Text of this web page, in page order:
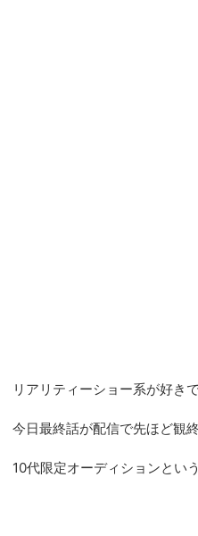
リアリティーショー系が好き
今日最終話が配信で先ほど観
10代限定オーディションとい